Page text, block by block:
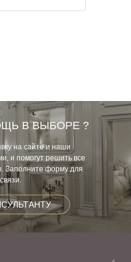
В ВЫБОРЕ ?
на сайте и наши
и помогут решить все
Заполните форму для